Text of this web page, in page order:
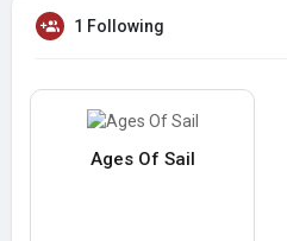
1 Following
Ages Of Sail